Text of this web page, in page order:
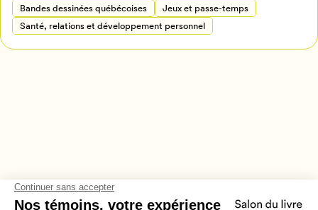
Bandes dessinées québécoises
Jeux et passe-temps
Santé, relations et développement personnel